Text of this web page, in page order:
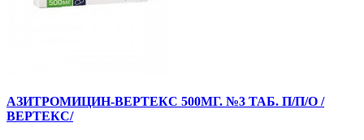
АЗИТРОМИЦИН-ВЕРТЕКС 500МГ. №3 ТАБ. П/П/О /
ВЕРТЕКС/